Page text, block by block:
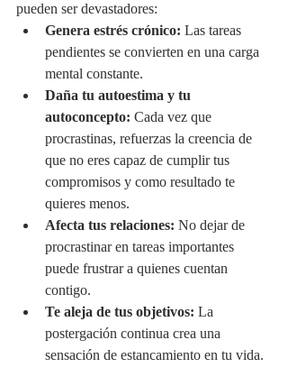
pueden ser devastadores:
Genera estrés crónico: Las tareas
pendientes se convierten en una carga
mental constante.
Daña tu autoestima y tu
autoconcepto: Cada vez que
procrastinas, refuerzas la creencia de
que no eres capaz de cumplir tus
compromisos y como resultado te
quieres menos.
Afecta tus relaciones: No dejar de
procrastinar en tareas importantes
puede frustrar a quienes cuentan
contigo.
Te aleja de tus objetivos: La
postergación continua crea una
sensación de estancamiento en tu vida.